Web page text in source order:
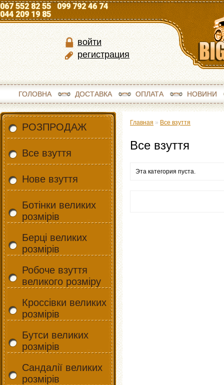
067 552 82 55 099 792 46 74
044 209 19 85
войти
регистрация
ГОЛОВНА ДОСТАВКА ОПЛАТА НОВИНИ
РОЗПРОДАЖ
Все взуття
Нове взуття
Ботінки великих
розмірів
Берці великих
розмірів
Робоче взуття
великого розміру
Кроссівки великих
розмірів
Бутси великих
розмірів
Сандалії великих
розмірів
Главная » Все взуття
Все взуття
Эта категория пуста.